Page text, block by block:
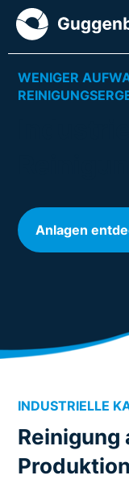
WENIGER
Anlagen
INDUSTRIELLE
Reinigung